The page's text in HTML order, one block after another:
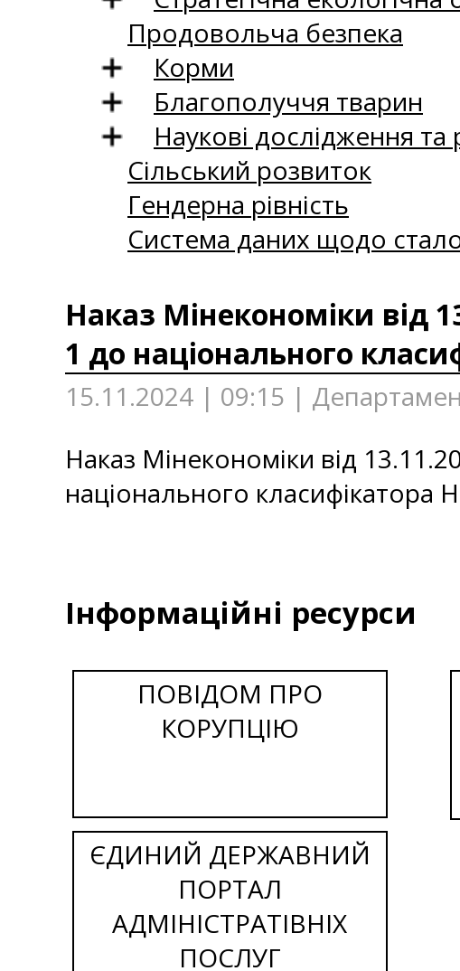
Продовольча безпека
Корми
Благополуччя тварин
Наукові дослідження та
Сільський розвиток
Гендерна рівність
Система даних щодо
Наказ Мінекономіки від
1 до національного
15.11.2024 | 09:15 |
Наказ Мінекономіки від
національного класифікатора
Інформаційні ресурси
ПОВІДОМ ПРО
КОРУПЦІЮ
ЄДИНИЙ ДЕРЖАВНИЙ
ПОРТАЛ
АДМІНІСТРАТІВНІХ
ПОСЛУГ